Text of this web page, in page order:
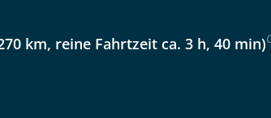
km, reine Fahrtzeit ca. 3 h, 40 min)